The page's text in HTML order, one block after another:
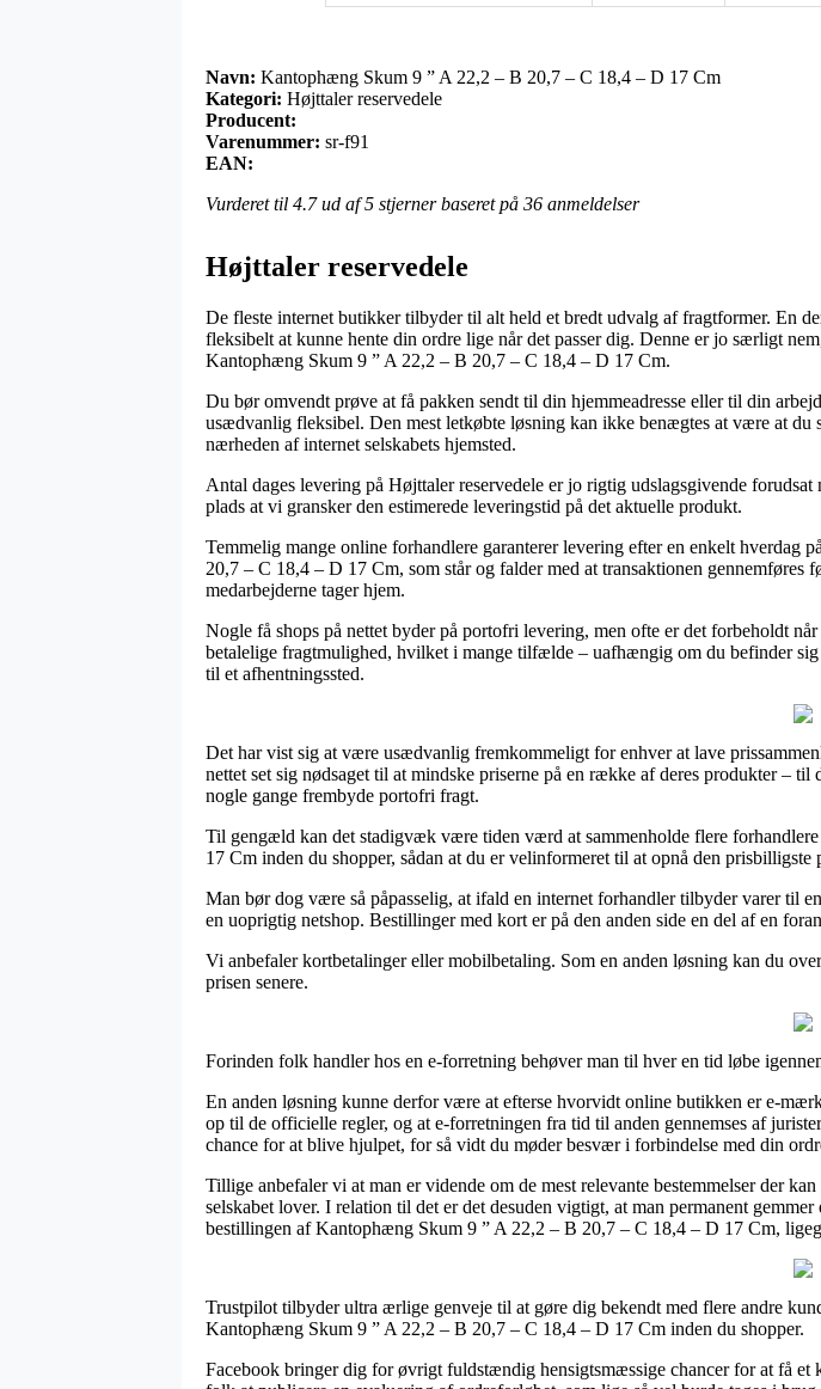
Navn: Kantophæng Skum 9 ” A 22,2 – B 20,7 – C 18,4 – D 17 Cm
Kategori: Højttaler reservedele
Producent:
Varenummer: sr-f91
EAN:
Vurderet til 4.7ud af 5 stjerner baseret på 36 anmeldelser
Højttaler reservedele
De fleste internet butikker tilbyder til alt held et bredt udvalg af fragtformer. En
fleksibelt at kunne hente din ordre lige når det passer dig. Denne er jo særligt
Kantophæng Skum 9 ” A 22,2 – B 20,7 – C 18,4 – D 17 Cm.
Du bør omvendt prøve at få pakken sendt til din hjemmeadresse eller til din
usædvanlig fleksibel. Den mest letkøbte løsning kan ikke benægtes at være at
nærheden af internet selskabets hjemsted.
Antal dages levering på Højttaler reservedele er jo rigtig udslagsgivende
plads at vi gransker den estimerede leveringstid på det aktuelle produkt.
Temmelig mange online forhandlere garanterer levering efter en enkelt hverdag
20,7 – C 18,4 – D 17 Cm, som står og falder med at transaktionen
medarbejderne tager hjem.
Nogle få shops på nettet byder på portofri levering, men ofte er det forbeholdt
betalelige fragtmulighed, hvilket i mange tilfælde – uafhængig om du befinder
til et afhentningssted.
Det har vist sig at være usædvanlig fremkommeligt for enhver at lave
nettet set sig nødsaget til at mindske priserne på en række af deres produkter –
nogle gange frembyde portofri fragt.
Til gengæld kan det stadigvæk være tiden værd at sammenholde flere
17 Cm inden du shopper, sådan at du er velinformeret til at opnå den prisbilligste
Man bør dog være så påpasselig, at ifald en internet forhandler tilbyder varer til
en uoprigtig netshop. Bestillinger med kort er på den anden side en del af en
Vi anbefaler kortbetalinger eller mobilbetaling. Som en anden løsning kan du
prisen senere.
Forinden folk handler hos en e-forretning behøver man til hver en tid løbe
En anden løsning kunne derfor være at efterse hvorvidt online butikken er e-
op til de officielle regler, og at e-forretningen fra tid til anden gennemses af
chance for at blive hjulpet, for så vidt du møder besvær i forbindelse med din
Tillige anbefaler vi at man er vidende om de mest relevante bestemmelser der
selskabet lover. I relation til det er det desuden vigtigt, at man permanent
bestillingen af Kantophæng Skum 9 ” A 22,2 – B 20,7 – C 18,4 – D 17 Cm,
Trustpilot tilbyder ultra ærlige genveje til at gøre dig bekendt med flere andre
Kantophæng Skum 9 ” A 22,2 – B 20,7 – C 18,4 – D 17 Cm inden du shopper.
Facebook bringer dig for øvrigt fuldstændig hensigtsmæssige chancer for at få